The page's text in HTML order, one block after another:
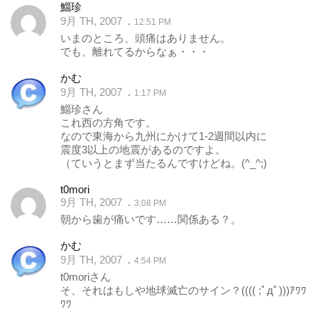
鯔珍
9月 TH, 2007
12:51 PM
いまのところ、頭痛はありません。
でも、離れてるからなぁ・・・
かむ
9月 TH, 2007
1:17 PM
鯔珍さん
これ西の方角です。
なので東海から九州にかけて1-2週間以内に
震度3以上の地震があるのですよ。
（ていうとまず当たるんですけどね。(^_^;)
t0mori
9月 TH, 2007
3:08 PM
朝から歯が痛いです……関係ある？。
かむ
9月 TH, 2007
4:54 PM
t0moriさん
そ、それはもしや地球滅亡のサイン？(((( ;ﾟдﾟ)))ｱﾜﾜ
ﾜﾜ